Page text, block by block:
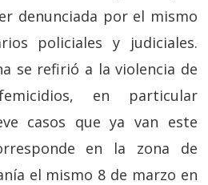
denunciada por el mismo
policiales y judiciales.
se refirió a la violencia de
en particular
casos que ya van este
en la zona de
el mismo 8 de marzo en